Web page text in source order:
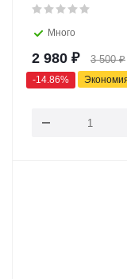
Много
2 980 ₽ 3 500₽
-14.86%